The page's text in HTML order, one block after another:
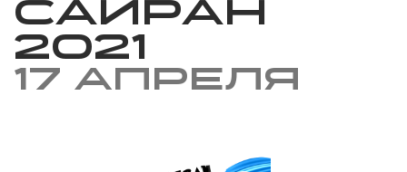
Сайран
2021
17 апреля